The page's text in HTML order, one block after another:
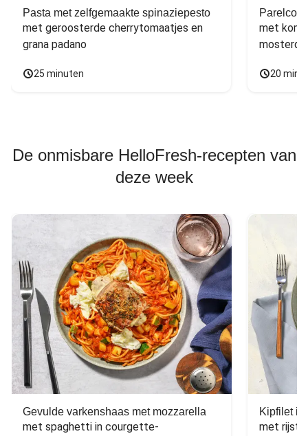
Pasta met zelfgemaakte spinaziepesto
met geroosterde cherrytomaatjes en
grana padano
25 minuten
met
20
De onmisbare HelloFresh-recepten van
deze week
Gevulde varkenshaas met mozzarella
met spaghetti in courgette-
Kipfilet in
met rijst,